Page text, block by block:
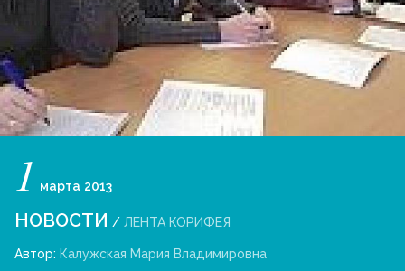
1 марта 2013
НОВОСТИ / ЛЕНТА КОРИФЕЯ
Автор: Калужская Мария Владимировна